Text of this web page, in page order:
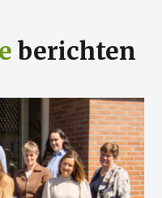
berichten